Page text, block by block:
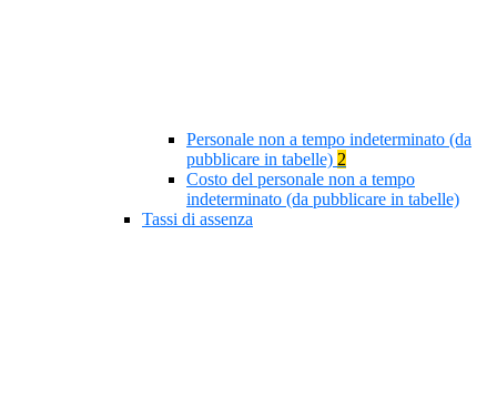
Personale non a tempo indeterminato (da
pubblicare in tabelle) 2
Costo del personale non a tempo
indeterminato (da pubblicare in tabelle)
Tassi di assenza